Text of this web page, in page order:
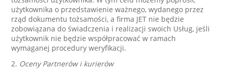
użytkownika o przedstawienie ważnego, wydanego przez
rząd dokumentu tożsamości, a firma JET nie będzie
zobowiązana do świadczenia i realizacji swoich Usług, jeśli
użytkownik nie będzie współpracować w ramach
wymaganej procedury weryfikacji.
2. Oceny Partnerów i kurierów